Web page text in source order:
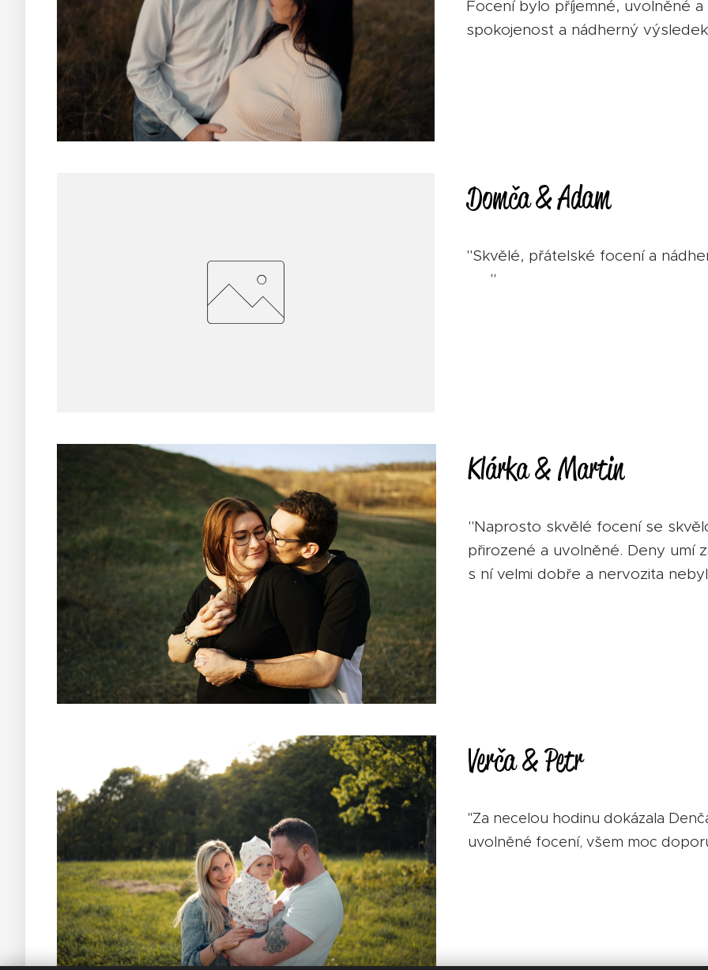
Focení bylo příjemné, uvolněné
spokojenost a nádherný
Domča& Adam
"Skvělé, přátelské focení a
❤️ "
Klárka & Martin
"Naprosto skvělé focení se
přirozené a uvolněné. Deny umí
s ní velmi dobře a nervozita
Verča & Petr
"Za necelou hodinu dokázala
uvolněné focení, všem moc